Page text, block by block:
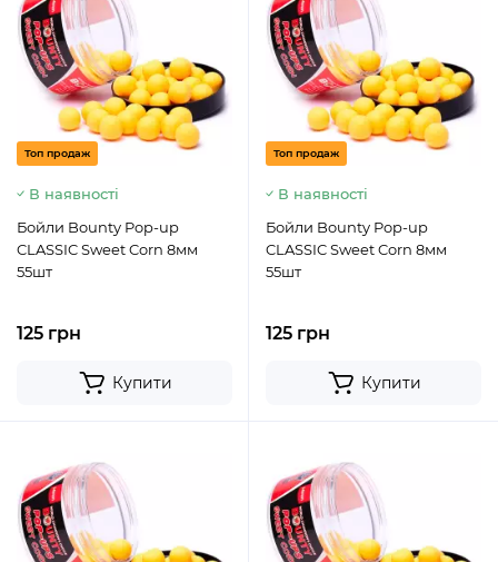
Топ продаж
В наявності
Бойли Bounty Pop-up
CLASSIC Sweet Corn 8мм
55шт
125 грн
Купити
Топ продаж
В наявності
Бойли Bounty Pop-up
CLASSIC Sweet Corn 8мм
55шт
125 грн
Купити